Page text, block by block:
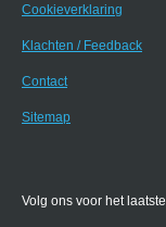
Cookieverklaring
Klachten / Feedback
Contact
Sitemap
Volg ons voor het laatste